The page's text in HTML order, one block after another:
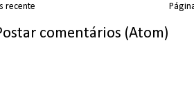
recente
comentários (Atom)